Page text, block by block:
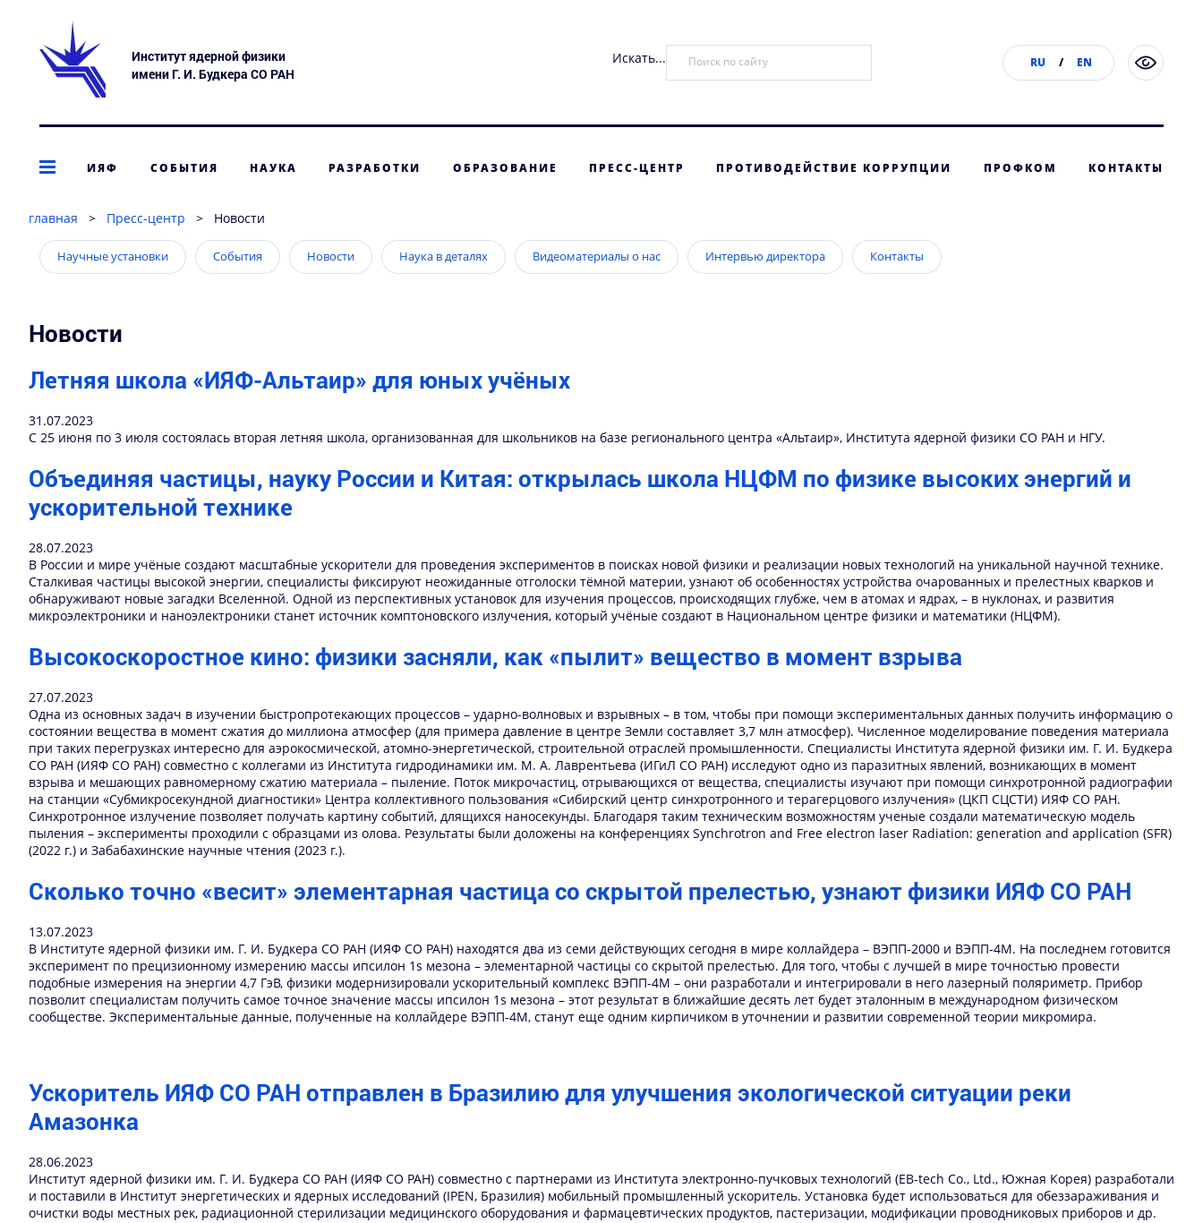
Институт ядерной физики
имени Г. И. Будкера СО РАН
RU / EN
Искать...
ИЯФ СОБЫТИЯ НАУКА РАЗРАБОТКИ ОБРАЗОВАНИЕ ПРЕСС-ЦЕНТР ПРОТИВОДЕЙСТВИЕ КОРРУПЦИИ ПРОФКОМ КОНТАКТЫ
главная > Пресс-центр > Новости
Научные установки События Новости Наука в деталях Видеоматериалы о нас Интервью директора Контакты
Новости
Летняя школа «ИЯФ-Альтаир» для юных учёных
31.07.2023
C 25 июня по 3 июля состоялась вторая летняя школа, организованная для школьников на базе регионального центра «Альтаир», Института ядерной физики СО РАН и НГУ.
Объединяя частицы, науку России и Китая: открылась школа НЦФМ по физике высоких энергий и
ускорительной технике
28.07.2023
В России и мире учёные создают масштабные ускорители для проведения экспериментов в поисках новой физики и реализации новых технологий на уникальной научной технике.
Сталкивая частицы высокой энергии, специалисты фиксируют неожиданные отголоски тёмной материи, узнают об особенностях устройства очарованных и прелестных кварков и
обнаруживают новые загадки Вселенной. Одной из перспективных установок для изучения процессов, происходящих глубже, чем в атомах и ядрах, – в нуклонах, и развития
микроэлектроники и наноэлектроники станет источник комптоновского излучения, который учёные создают в Национальном центре физики и математики (НЦФМ).
Высокоскоростное кино: физики засняли, как «пылит» вещество в момент взрыва
27.07.2023
Одна из основных задач в изучении быстропротекающих процессов – ударно-волновых и взрывных – в том, чтобы при помощи экспериментальных данных получить информацию о
состоянии вещества в момент сжатия до миллиона атмосфер (для примера давление в центре Земли составляет 3,7 млн атмосфер). Численное моделирование поведения материала
при таких перегрузках интересно для аэрокосмической, атомно-энергетической, строительной отраслей промышленности. Специалисты Института ядерной физики им. Г. И. Будкера
СО РАН (ИЯФ СО РАН) совместно с коллегами из Института гидродинамики им. М. А. Лаврентьева (ИГиЛ СО РАН) исследуют одно из паразитных явлений, возникающих в момент
взрыва и мешающих равномерному сжатию материала – пыление. Поток микрочастиц, отрывающихся от вещества, специалисты изучают при помощи синхротронной радиографии
на станции «Субмикросекундной диагностики» Центра коллективного пользования «Сибирский центр синхротронного и терагерцового излучения» (ЦКП СЦСТИ) ИЯФ СО РАН.
Синхротронное излучение позволяет получать картину событий, длящихся наносекунды. Благодаря таким техническим возможностям ученые создали математическую модель
пыления – эксперименты проходили с образцами из олова. Результаты были доложены на конференциях Synchrotron and Free electron laser Radiation: generation and application (SFR)
(2022 г.) и Забабахинские научные чтения (2023 г.).
Сколько точно «весит» элементарная частица со скрытой прелестью, узнают физики ИЯФ СО РАН
13.07.2023
В Институте ядерной физики им. Г. И. Будкера СО РАН (ИЯФ СО РАН) находятся два из семи действующих сегодня в мире коллайдера – ВЭПП-2000 и ВЭПП-4М. На последнем готовится
эксперимент по прецизионному измерению массы ипсилон 1s мезона – элементарной частицы со скрытой прелестью. Для того, чтобы с лучшей в мире точностью провести
подобные измерения на энергии 4,7 ГэВ, физики модернизировали ускорительный комплекс ВЭПП-4М – они разработали и интегрировали в него лазерный поляриметр. Прибор
позволит специалистам получить самое точное значение массы ипсилон 1s мезона – этот результат в ближайшие десять лет будет эталонным в международном физическом
сообществе. Экспериментальные данные, полученные на коллайдере ВЭПП-4М, станут еще одним кирпичиком в уточнении и развитии современной теории микромира.
Ускоритель ИЯФ СО РАН отправлен в Бразилию для улучшения экологической ситуации реки
Амазонка
28.06.2023
Институт ядерной физики им. Г. И. Будкера СО РАН (ИЯФ СО РАН) совместно с партнерами из Института электронно-пучковых технологий (EB-tech Co., Ltd., Южная Корея) разработали
и поставили в Институт энергетических и ядерных исследований (IPEN, Бразилия) мобильный промышленный ускоритель. Установка будет использоваться для обеззараживания и
очистки воды местных рек, радиационной стерилизации медицинского оборудования и фармацевтических продуктов, пастеризации, модификации проводниковых приборов и др.